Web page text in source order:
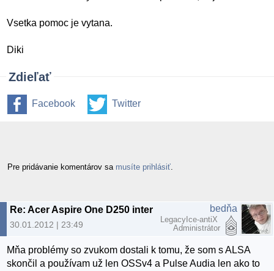
Vsetka pomoc je vytana.
Diki
Zdieľať
Facebook Twitter
Pre pridávanie komentárov sa musíte prihlásiť
30.01.2012 | 23:49
bedňa
LegacyIce-antiX
Administrátor
Mňa problémy so zvukom dostali k tomu, že som s ALSA
skončil a používam už len OSSv4 a Pulse Audia len ako to